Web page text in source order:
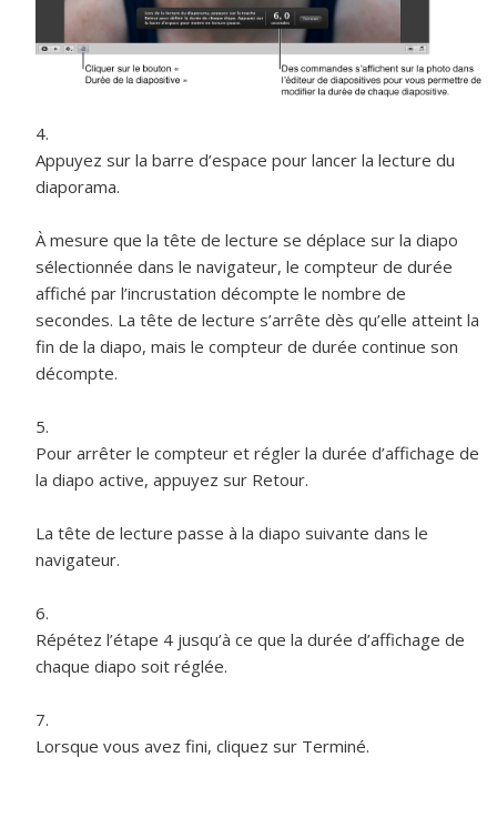
Appuyez sur la barre d’espace pour lancer la lecture du
diaporama.
À mesure que la tête de lecture se déplace sur la diapo
sélectionnée dans le navigateur, le compteur de durée
affiché par l’incrustation décompte le nombre de
secondes. La tête de lecture s’arrête dès qu’elle atteint la
fin de la diapo, mais le compteur de durée continue son
décompte.
Pour arrêter le compteur et régler la durée d’affichage de
la diapo active, appuyez sur Retour.
La tête de lecture passe à la diapo suivante dans le
navigateur.
Répétez l’étape 4 jusqu’à ce que la durée d’affichage de
chaque diapo soit réglée.
Lorsque vous avez fini, cliquez sur Terminé.